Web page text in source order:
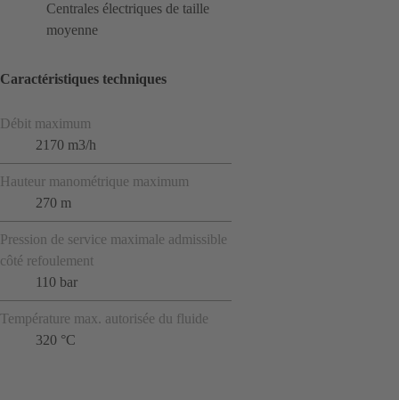
Centrales électriques de taille
moyenne
Caractéristiques techniques
Débit maximum
2170 m3/h
Hauteur manométrique maximum
270 m
Pression de service maximale admissible
côté refoulement
110 bar
Température max. autorisée du fluide
320 °C